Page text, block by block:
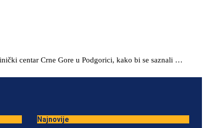
centar Crne Gore u Podgorici, kako bi se saznali …
Najnovije